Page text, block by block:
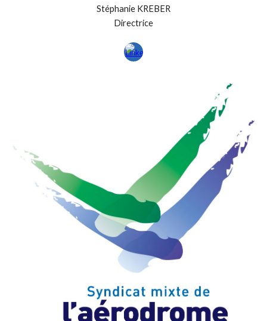
Stéphanie KREBER
Directrice